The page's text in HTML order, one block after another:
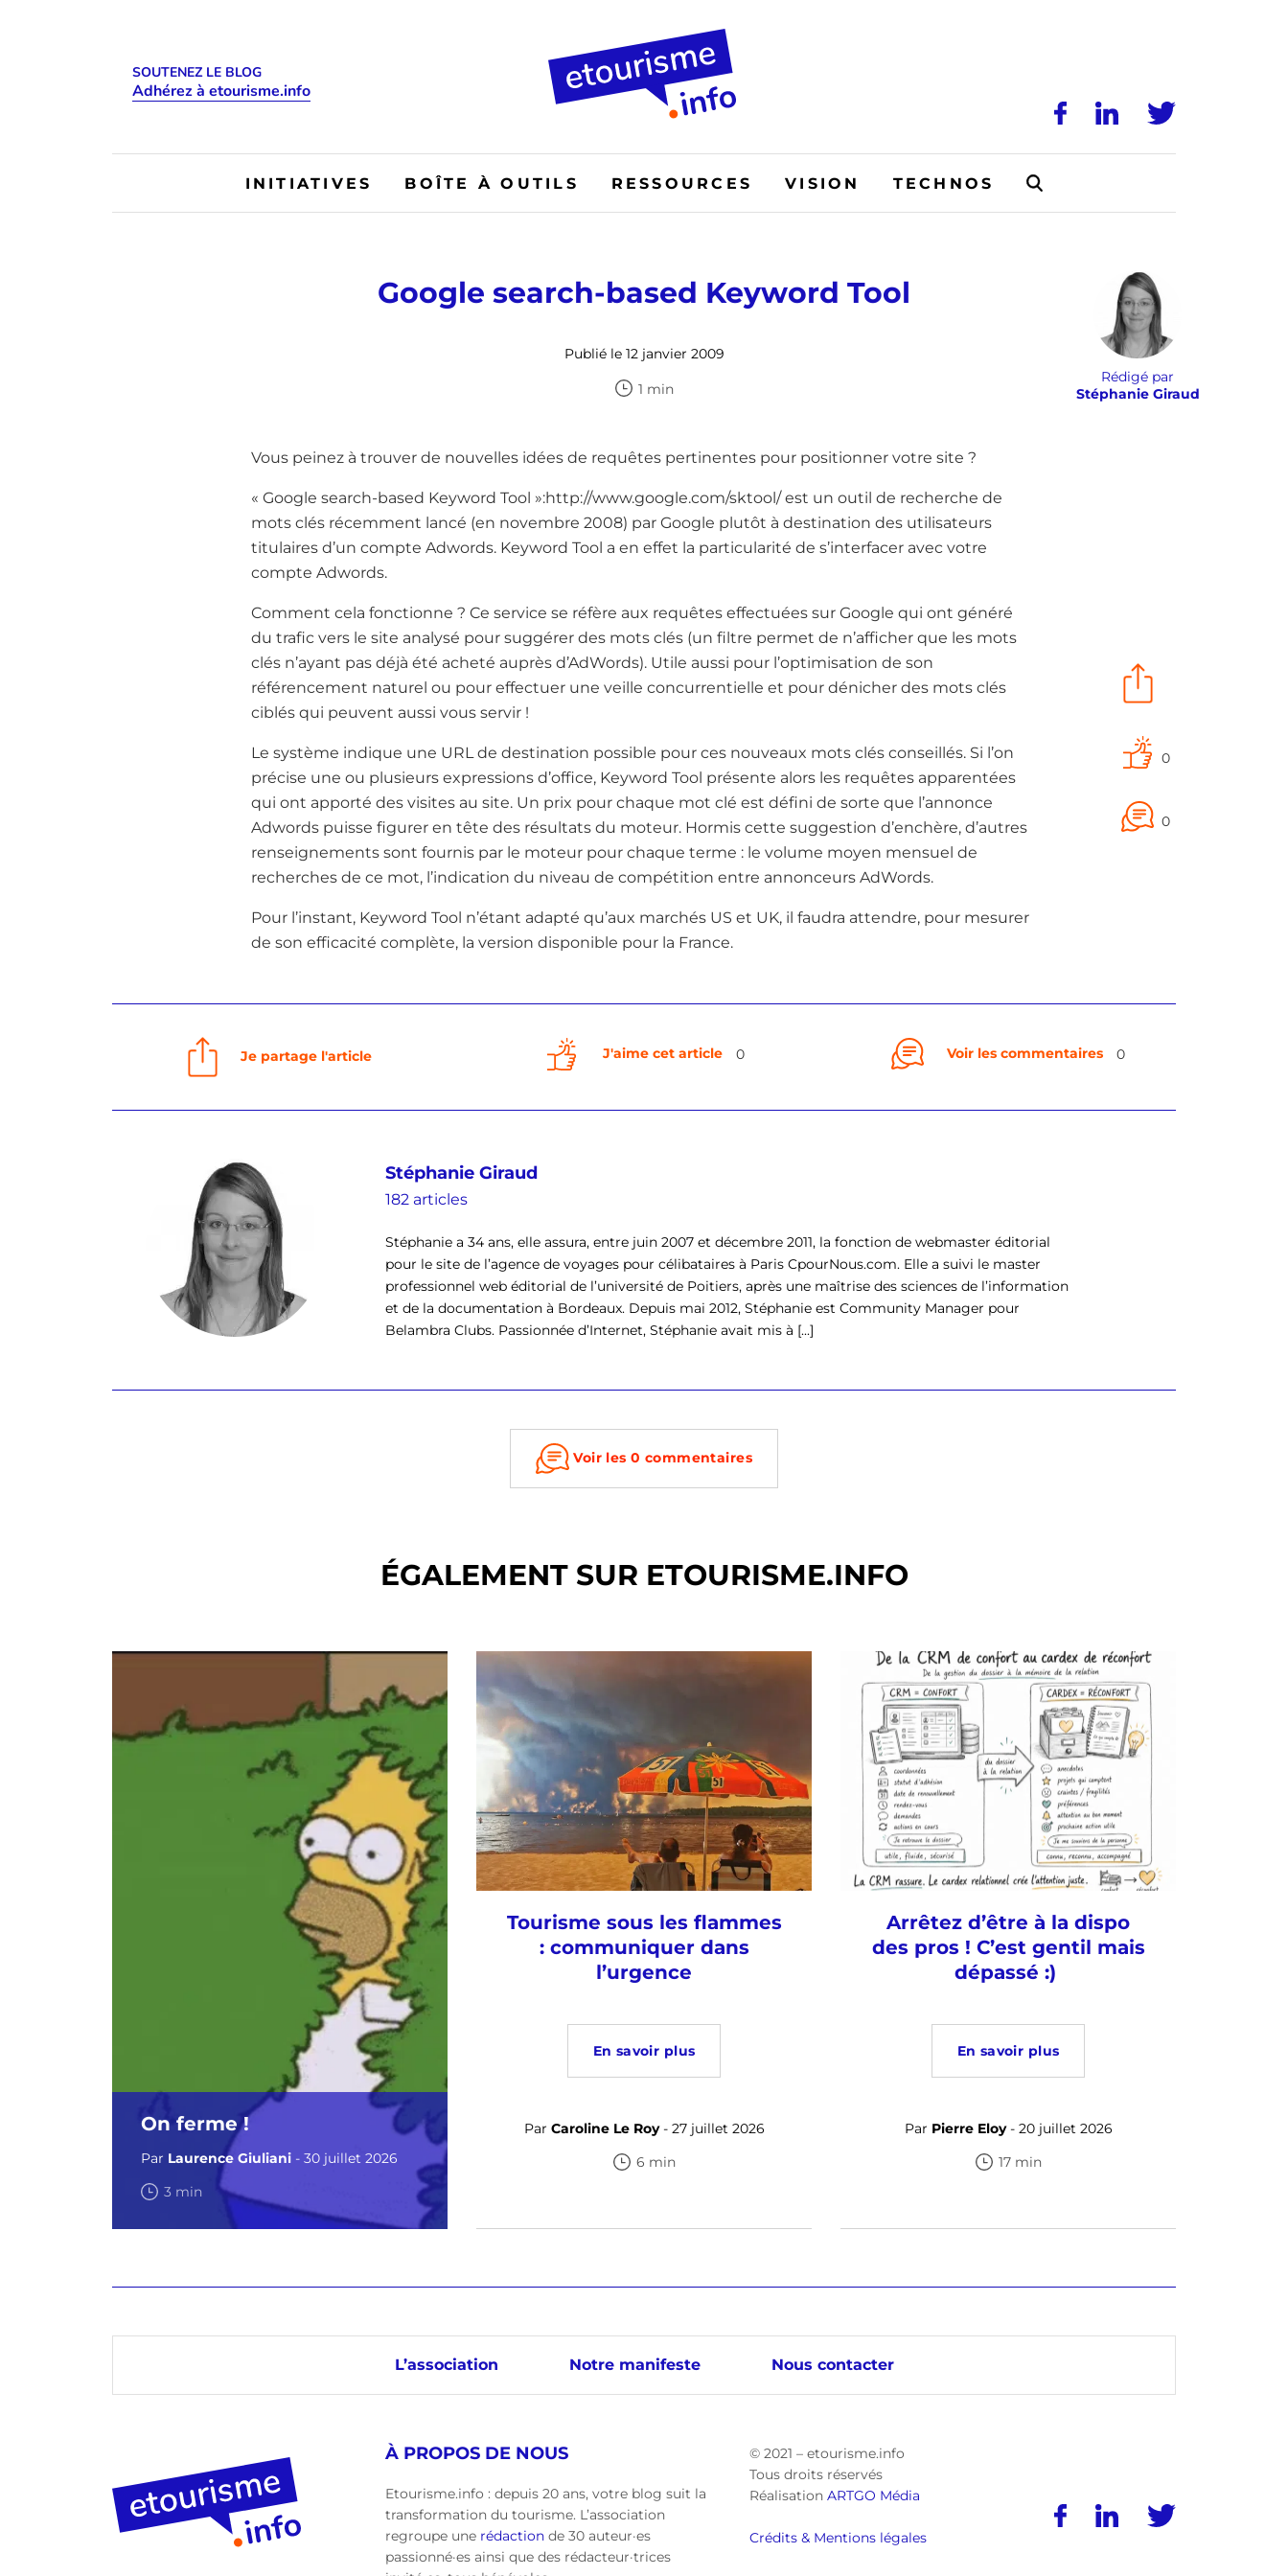
SOUTENEZ LE BLOG
Adhérez à etourisme.info
INITIATIVES BOÎTE À OUTILS RESSOURCES VISION TECHNOS
Google search-based Keyword Tool
Publié le 12 janvier 2009
1 min
Rédigé par
Stéphanie Giraud
0
0
Vous peinez à trouver de nouvelles idées de requêtes pertinentes pour positionner votre site ?
« Google search-based Keyword Tool »:http://www.google.com/sktool/ est un outil de recherche de
mots clés récemment lancé (en novembre 2008) par Google plutôt à destination des utilisateurs
titulaires d’un compte Adwords. Keyword Tool a en effet la particularité de s’interfacer avec votre
compte Adwords.
Comment cela fonctionne ? Ce service se réfère aux requêtes effectuées sur Google qui ont généré
du trafic vers le site analysé pour suggérer des mots clés (un filtre permet de n’afficher que les mots
clés n’ayant pas déjà été acheté auprès d’AdWords). Utile aussi pour l’optimisation de son
référencement naturel ou pour effectuer une veille concurrentielle et pour dénicher des mots clés
ciblés qui peuvent aussi vous servir !
Le système indique une URL de destination possible pour ces nouveaux mots clés conseillés. Si l’on
précise une ou plusieurs expressions d’office, Keyword Tool présente alors les requêtes apparentées
qui ont apporté des visites au site. Un prix pour chaque mot clé est défini de sorte que l’annonce
Adwords puisse figurer en tête des résultats du moteur. Hormis cette suggestion d’enchère, d’autres
renseignements sont fournis par le moteur pour chaque terme : le volume moyen mensuel de
recherches de ce mot, l’indication du niveau de compétition entre annonceurs AdWords.
Pour l’instant, Keyword Tool n’étant adapté qu’aux marchés US et UK, il faudra attendre, pour mesurer
de son efficacité complète, la version disponible pour la France.
Je partage l'article J'aime cet article 0 Voir les commentaires 0
Stéphanie Giraud
182 articles
Stéphanie a 34 ans, elle assura, entre juin 2007 et décembre 2011, la fonction de webmaster éditorial
pour le site de l’agence de voyages pour célibataires à Paris CpourNous.com. Elle a suivi le master
professionnel web éditorial de l’université de Poitiers, après une maîtrise des sciences de l’information
et de la documentation à Bordeaux. Depuis mai 2012, Stéphanie est Community Manager pour
Belambra Clubs. Passionnée d’Internet, Stéphanie avait mis à [...]
Voir les 0 commentaires
ÉGALEMENT SUR ETOURISME.INFO
On ferme !
Par Laurence Giuliani - 30 juillet 2026
3 min
Tourisme sous les flammes
: communiquer dans
l’urgence
En savoir plus
Par Caroline Le Roy- 27 juillet 2026
6 min
Arrêtez d’être à la dispo
des pros ! C’est gentil mais
dépassé :)
En savoir plus
Par Pierre Eloy- 20 juillet 2026
17 min
L’association Notre manifeste Nous contacter
À PROPOS DE NOUS
Etourisme.info : depuis 20 ans, votre blog suit la
transformation du tourisme. L’association
regroupe une rédaction de 30 auteur·es
passionné·es ainsi que des rédacteur·trices
© 2021 – etourisme.info
Tous droits réservés
Réalisation ARTGO Média
Crédits & Mentions légales